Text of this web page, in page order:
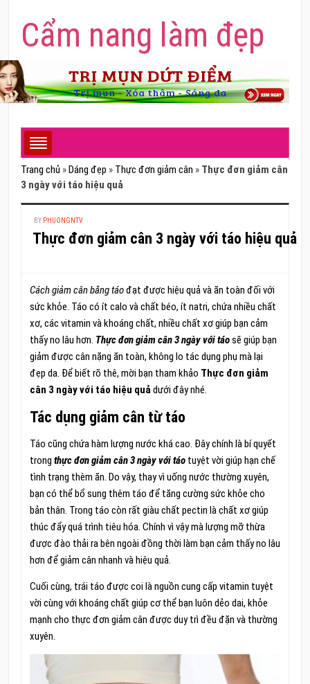
Cẩm nang làm đẹp
Trang chủ » Dáng đẹp » Thực đơn giảm cân » Thực đơn giảm cân
3 ngày với táo hiệu quả
BY PHUONGNTV
Thực đơn giảm cân 3 ngày với táo hiệu quả
Cách giảm cân bằng táođạt được hiệu quả và ăn toàn đối với
sức khỏe. Táo có ít calo và chất béo, ít natri, chứa nhiều chất
xơ, các vitamin và khoáng chất, nhiều chất xơ giúp bạn cảm
thấy no lâu hơn. Thực đơn giảm cân 3 ngày với táosẽ giúp bạn
giảm được cân nặng ăn toàn, không lo tác dụng phụ mà lại
đẹp da. Để biết rõ thê, mời bạn tham khảo Thực đơn giảm
cân 3 ngày với táo hiệu quảdưới đây nhé.
Tác dụng giảm cân từ táo
Táo cũng chứa hàm lượng nước khá cao. Đây chính là bí quyết
trong thực đơn giảm cân 3 ngày với táo tuyệt vời giúp hạn chế
tình trạng thèm ăn. Do vậy, thay vì uống nước thường xuyên,
bạn có thể bổ sung thêm táo để tăng cường sức khỏe cho
bản thân. Trong táo còn rất giàu chất pectin là chất xơ giúp
thúc đẩy quá trình tiêu hóa. Chính vì vậy mà lượng mỡ thừa
được đào thải ra bên ngoài đồng thời làm bạn cảm thấy no lâu
hơn để giảm cân nhanh và hiệu quả.
Cuối cùng, trái táo được coi là nguồn cung cấp vitamin tuyệt
vời cùng với khoáng chất giúp cơ thể bạn luôn dẻo dai, khỏe
mạnh cho thực đơn giảm cân được duy trì đều đặn và thường
xuyên.